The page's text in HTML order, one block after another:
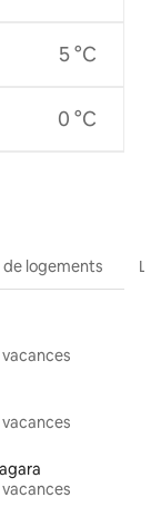
5 °C
0 °C
logements